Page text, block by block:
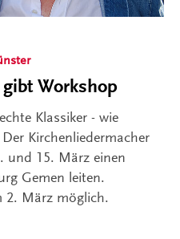
Workshop
Klassiker - wie
Der Kirchenliedermacher
und 15. März einen
Gemen leiten.
2. März möglich.